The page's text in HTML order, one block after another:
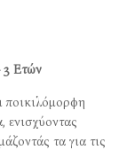
3 Ετών
ποικιλόμορφη
ενισχύοντας
τα για τις